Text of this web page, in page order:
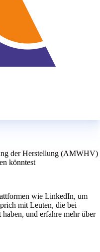
der Herstellung (AMWHV)
könntest
wie LinkedIn, um
mit Leuten, die bei
und erfahre mehr über